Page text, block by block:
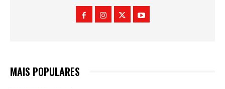
MAIS POPULARES